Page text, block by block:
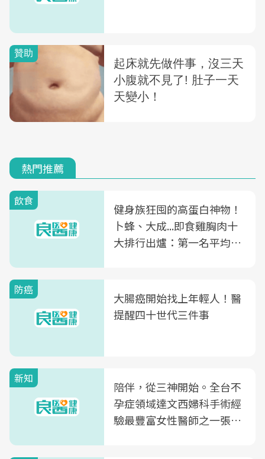
熱門推薦
飲食
健身族狂囤的高蛋白神物！
卜蜂、大成...即食雞胸肉十
大排行出爐：第一名平均一
防癌
大腸癌開始找上年輕人！醫
提醒四十世代三件事
新知
陪伴，從三神開始。全台不
孕症領域達文西婦科手術經
驗最豐富女性醫師之一張永